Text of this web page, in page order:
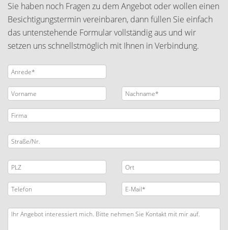
Sie haben noch Fragen zu dem Angebot oder wollen einen
Besichtigungstermin vereinbaren, dann füllen Sie einfach
das untenstehende Formular vollständig aus und wir
setzen uns schnellstmöglich mit Ihnen in Verbindung.